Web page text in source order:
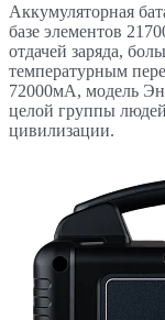
Аккумуляторная
базе элементов
отдачей заряда,
температурным
72000мА, модель
целой группы
цивилизации.